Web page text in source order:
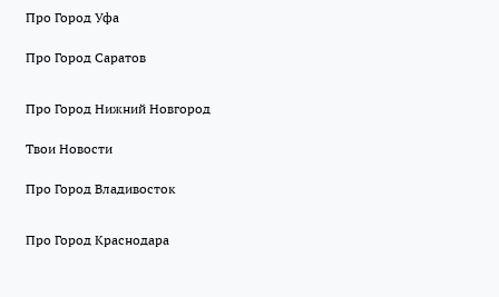
Про Город Уфа
Про Город Саратов
Про Город Нижний Новгород
Твои Новости
Про Город Владивосток
Про Город Краснодара